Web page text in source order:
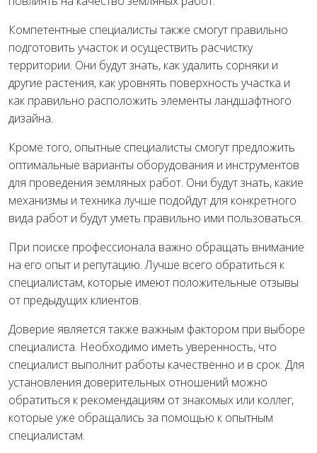
Компетентные специалисты также смогут правильно
подготовить участок и осуществить расчистку
территории. Они будут знать, как удалить сорняки и
другие растения, как уровнять поверхность участка и
как правильно расположить элементы ландшафтного
дизайна.
Кроме того, опытные специалисты смогут предложить
оптимальные варианты оборудования и инструментов
для проведения земляных работ. Они будут знать, какие
механизмы и техника лучше подойдут для конкретного
вида работ и будут уметь правильно ими пользоваться.
При поиске профессионала важно обращать внимание
на его опыт и репутацию. Лучше всего обратиться к
специалистам, которые имеют положительные отзывы
от предыдущих клиентов.
Доверие является также важным фактором при выборе
специалиста. Необходимо иметь уверенность, что
специалист выполнит работы качественно и в срок. Для
установления доверительных отношений можно
обратиться к рекомендациям от знакомых или коллег,
которые уже обращались за помощью к опытным
специалистам.